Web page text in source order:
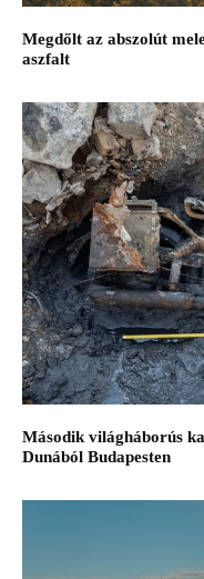
Megdőlt az abszolút
aszfalt
Második világháborús
Dunából Budapesten